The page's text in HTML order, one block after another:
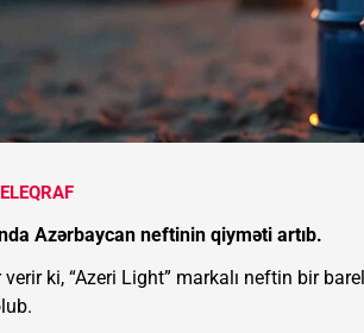
Azərbaycan neftinin qiyməti artıb.
ki, “Azeri Light” markalı neftin bir